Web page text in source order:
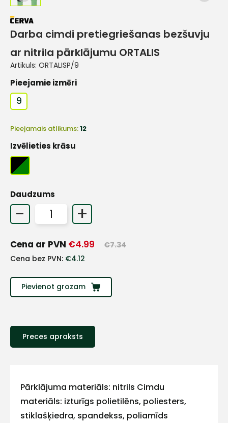
Darba cimdi pretiegriešanas bezšuvju
ar nitrila pārklājumu ORTALIS
Artikuls: ORTALISP/9
Pieejamie izmēri
9
Pieejamais atlikums:12
Izvēlieties krāsu
Daudzums
- +
Cena ar PVN €4.99 €7.34
Cena bez PVN: €4.12
Pievienot grozam
Preces apraksts
Pārklājuma materiāls: nitrils Cimdu
materiāls: izturīgs polietilēns, poliesters,
stiklašķiedra, spandekss, poliamīds
E-pasts
+